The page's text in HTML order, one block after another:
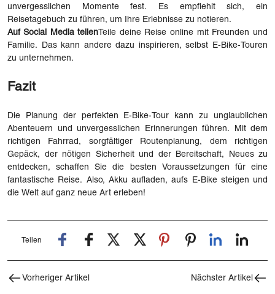
unvergesslichen Momente fest. Es empfiehlt sich, ein
Reisetagebuch zu führen, um Ihre Erlebnisse zu notieren.
Auf Social Media teilenTeile deine Reise online mit Freunden und
Familie. Das kann andere dazu inspirieren, selbst E-Bike-Touren
zu unternehmen.
Fazit
Die Planung der perfekten E-Bike-Tour kann zu unglaublichen
Abenteuern und unvergesslichen Erinnerungen führen. Mit dem
richtigen Fahrrad, sorgfältiger Routenplanung, dem richtigen
Gepäck, der nötigen Sicherheit und der Bereitschaft, Neues zu
entdecken, schaffen Sie die besten Voraussetzungen für eine
fantastische Reise. Also, Akku aufladen, aufs E-Bike steigen und
die Welt auf ganz neue Art erleben!
Teilen
Vorheriger Artikel Nächster Artikel